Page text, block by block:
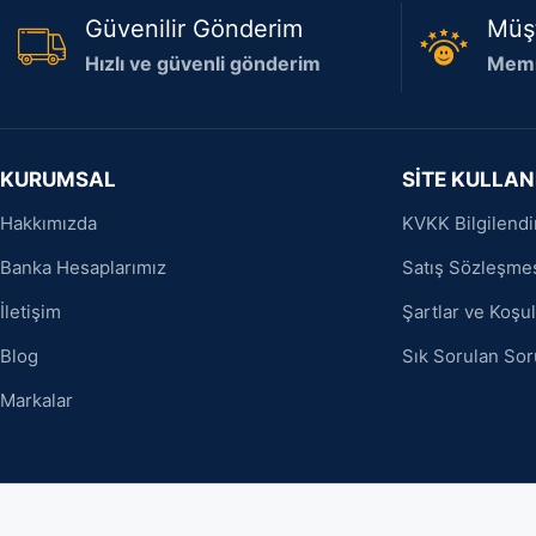
Güvenilir Gönderim
Hızlı ve güvenli gönderim
KURUMSAL
Hakkımızda
Banka Hesaplarımız
İletişim
Blog
Markalar
SİTE
KVKK
Satış
Şartlar ve
Sık Sorulan